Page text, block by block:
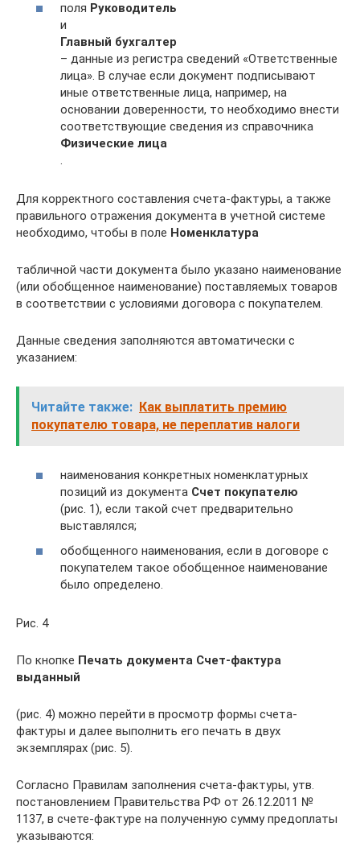
поля Руководитель
и
Главный бухгалтер
– данные из регистра сведений «Ответственные
лица». В случае если документ подписывают
иные ответственные лица, например, на
основании доверенности, то необходимо внести
соответствующие сведения из справочника
Физические лица
.
Для корректного составления счета-фактуры, а также
правильного отражения документа в учетной системе
необходимо, чтобы в поле Номенклатура
табличной части документа было указано наименование
(или обобщенное наименование) поставляемых товаров
в соответствии с условиями договора с покупателем.
Данные сведения заполняются автоматически с
указанием:
Читайте также: Как выплатить премию
покупателю товара, не переплатив налоги
наименования конкретных номенклатурных
позиций из документа Счет покупателю
(рис. 1), если такой счет предварительно
выставлялся;
обобщенного наименования, если в договоре с
покупателем такое обобщенное наименование
было определено.
Рис. 4
По кнопке Печать документа Счет-фактура
выданный
(рис. 4) можно перейти в просмотр формы счета-
фактуры и далее выполнить его печать в двух
экземплярах (рис. 5).
Согласно Правилам заполнения счета-фактуры, утв.
постановлением Правительства РФ от 26.12.2011 №
1137, в счете-фактуре на полученную сумму предоплаты
указываются: